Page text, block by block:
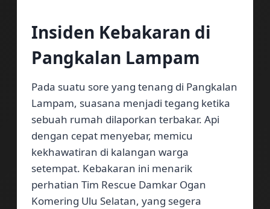
Insiden Kebakaran di
Pangkalan Lampam
Pada suatu sore yang tenang di Pangkalan
Lampam, suasana menjadi tegang ketika
sebuah rumah dilaporkan terbakar. Api
dengan cepat menyebar, memicu
kekhawatiran di kalangan warga
setempat. Kebakaran ini menarik
perhatian Tim Rescue Damkar Ogan
Komering Ulu Selatan, yang segera